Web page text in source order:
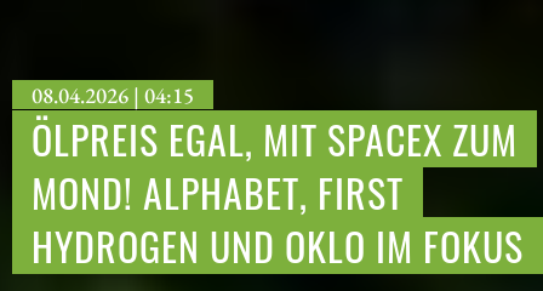
08.04.2026 | 04:15
ÖLPREIS EGAL, MIT SPACEX ZUM
MOND! ALPHABET, FIRST
HYDROGEN UND OKLO IM FOKUS